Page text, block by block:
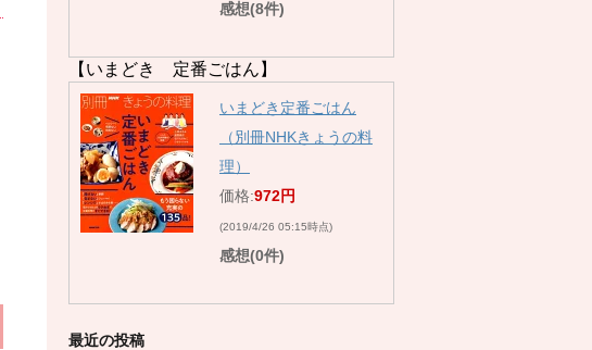
感想(8件)
【いまどき 定番ごはん】
いまどき定番ごはん
（別冊NHKきょうの料
理）
価格:972円
(2019/4/26 05:15時点)
感想(0件)
最近の投稿